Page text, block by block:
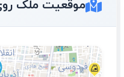
موقعیت ملک